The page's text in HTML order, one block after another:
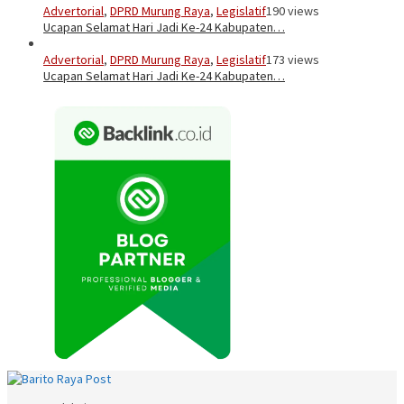
Advertorial, DPRD Murung Raya, Legislatif190 views
Ucapan Selamat Hari Jadi Ke-24 Kabupaten…
Advertorial, DPRD Murung Raya, Legislatif173 views
Ucapan Selamat Hari Jadi Ke-24 Kabupaten…